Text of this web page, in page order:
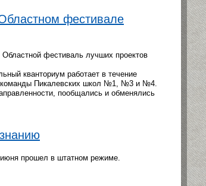
фестивале
фестиваль лучших проектов
кванториум работает в течение
команды Пикалевских школ №1, №3 и №4.
пообщались и обменялись
прошел в штатном режиме.